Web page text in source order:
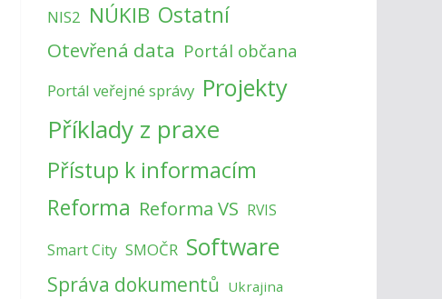
NIS2 NÚKIB Ostatní
Otevřená data Portál občana
Portál veřejné správy Projekty
Příklady z praxe
Přístup k informacím
Reforma Reforma VS RVIS
Smart City SMOČR Software
Správa dokumentů Ukrajina